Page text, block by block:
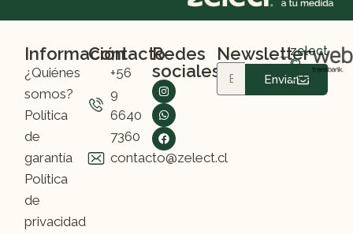
Información
¿Quiénes
somos?
Política
de
garantía
Política
de
privacidad
Contacto
+56
9
6640
7360
contacto@zelect.cl
Redes
sociales
Newsletter
Enviar
zelect
©
2025